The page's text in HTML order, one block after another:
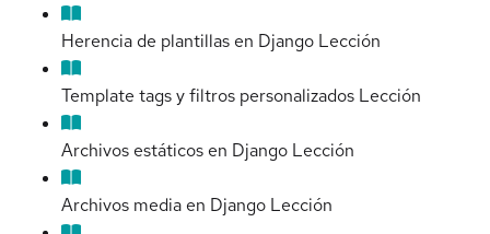
Herencia de plantillas en Django Lección
Template tags y filtros personalizados Lección
Archivos estáticos en Django Lección
Archivos media en Django Lección